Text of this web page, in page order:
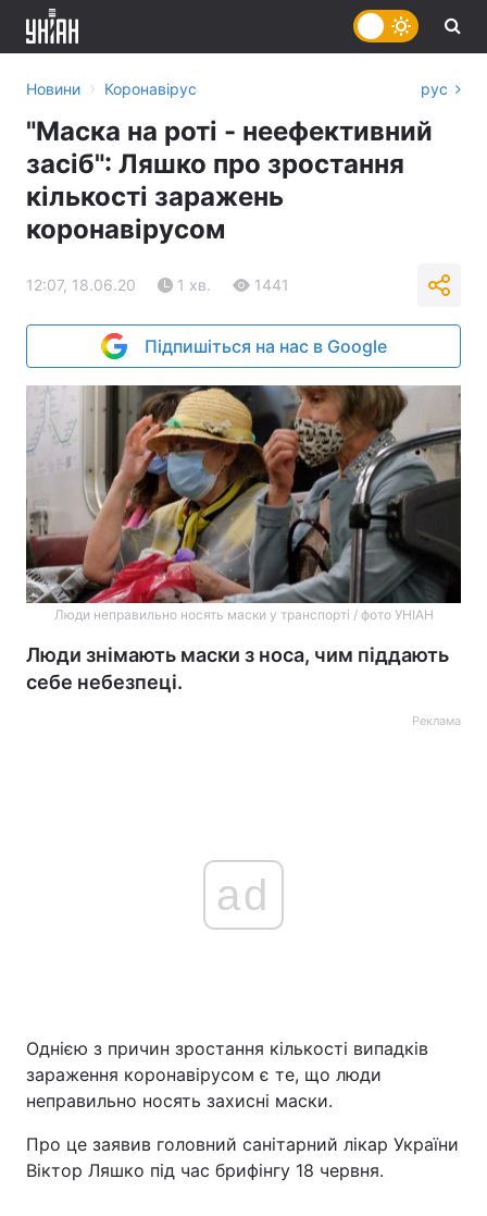
Головна Війна
Україна
Економіка Світ
Новини › Коронавірус рус
"Маска на роті - неефективний
засіб": Ляшко про зростання
кількості заражень
коронавірусом
12:07, 18.06.20 1 хв. 1441
Підпишіться на нас в Google
Люди неправильно носять маски у транспорті / фото УНІАН
Люди знімають маски з носа, чим піддають
себе небезпеці.
Реклама
ad
Однією з причин зростання кількості випадків
зараження коронавірусом є те, що люди
неправильно носять захисні маски.
Про це заявив головний санітарний лікар України
Віктор Ляшко під час брифінгу 18 червня.